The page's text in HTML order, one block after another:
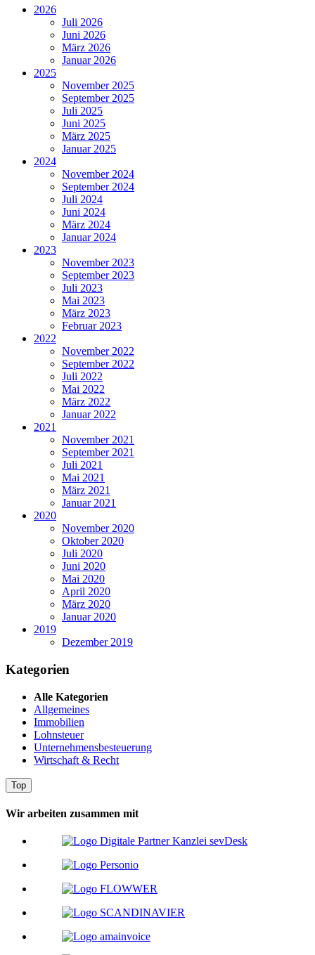
2026
Juli 2026
Juni 2026
März 2026
Januar 2026
2025
November 2025
September 2025
Juli 2025
Juni 2025
März 2025
Januar 2025
2024
November 2024
September 2024
Juli 2024
Juni 2024
März 2024
Januar 2024
2023
November 2023
September 2023
Juli 2023
Mai 2023
März 2023
Februar 2023
2022
November 2022
September 2022
Juli 2022
Mai 2022
März 2022
Januar 2022
2021
November 2021
September 2021
Juli 2021
Mai 2021
März 2021
Januar 2021
2020
November 2020
Oktober 2020
Juli 2020
Juni 2020
Mai 2020
April 2020
März 2020
Januar 2020
2019
Dezember 2019
Kategorien
Alle Kategorien
Allgemeines
Immobilien
Lohnsteuer
Unternehmensbesteuerung
Wirtschaft & Recht
Top
Wir arbeiten zusammen mit